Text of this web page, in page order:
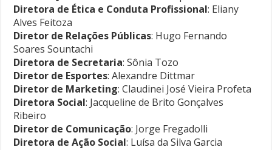
Diretora de Ética e Conduta Profissional: Eliany
Alves Feitoza
Diretor de Relações Públicas: Hugo Fernando
Soares Sountachi
Diretora de Secretaria: Sônia Tozo
Diretor de Esportes: Alexandre Dittmar
Diretor de Marketing: Claudinei José Vieira Profeta
Diretora Social: Jacqueline de Brito Gonçalves
Ribeiro
Diretor de Comunicação: Jorge Fregadolli
Diretora de Ação Social: Luísa da Silva Garcia